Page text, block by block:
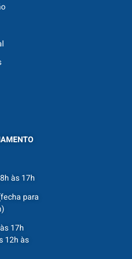
às 17h
para
17h
12h às